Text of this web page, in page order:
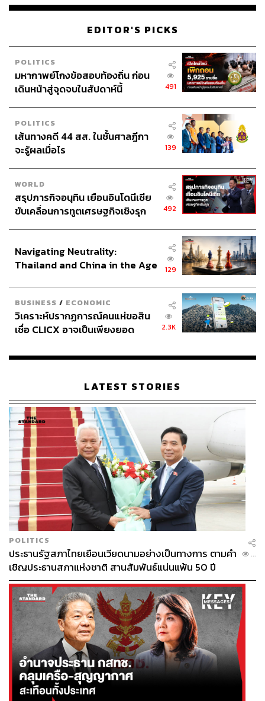
EDITOR'S PICKS
POLITICS
มหากาพย์โกงข้อสอบท้องถิ่น ก่อน
เดินหน้าสู่จุดจบในสัปดาห์นี้
491
POLITICS
เส้นทางคดี 44 สส. ในชั้นศาลฎีกา
จะรู้ผลเมื่อไร
139
WORLD
สรุปภารกิจอนุทิน เยือนอินโดนีเซีย
ขับเคลื่อนการทูตเศรษฐกิจเชิงรุก
492
Navigating Neutrality:
Thailand and China in the Age
129
BUSINESS / ECONOMIC
วิเคราะห์ปรากฏการณ์คนแห่ขอสิน
เชื่อ CLICX อาจเป็นเพียงยอด
เรือนไทยที่ถูกซุกไว้
2.3K
LATEST STORIES
POLITICS
ประธานรัฐสภาไทยเยือนเวียดนามอย่างเป็นทางการ ตามคำ
เชิญประธานสภาแห่งชาติ สานสัมพันธ์แน่นแฟ้น 50 ปี
...